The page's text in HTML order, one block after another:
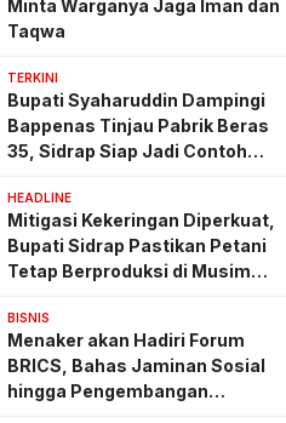
Minta Warganya Jaga Iman dan
Taqwa
TERKINI
Bupati Syaharuddin Dampingi
Bappenas Tinjau Pabrik Beras
35, Sidrap Siap Jadi Contoh
HEADLINE
Mitigasi Kekeringan Diperkuat,
Bupati Sidrap Pastikan Petani
Tetap Berproduksi di Musim
BISNIS
Menaker akan Hadiri Forum
BRICS, Bahas Jaminan Sosial
hingga Pengembangan